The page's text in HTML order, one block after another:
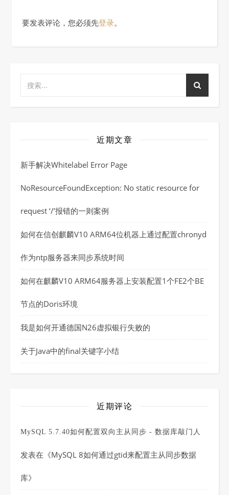
要发表评论，您必须先登录。
近期文章
新手解决Whitelabel Error Page
NoResourceFoundException: No static resource for
request ‘/’报错的一则案例
如何在信创麒麟V10 ARM64位机器上通过配置chronyd
作为ntp服务器来同步系统时间
如何在麒麟V10 ARM64服务器上安装配置1个FE2个BE
节点的Doris环境
我是如何开通德国N26虚拟银行失败的
关于Java中的final关键字小结
近期评论
MySQL 5.7.40如何配置双向主从同步 - 数据库敲门人
发表在《MySQL 8如何通过gtid来配置主从同步数据
库》